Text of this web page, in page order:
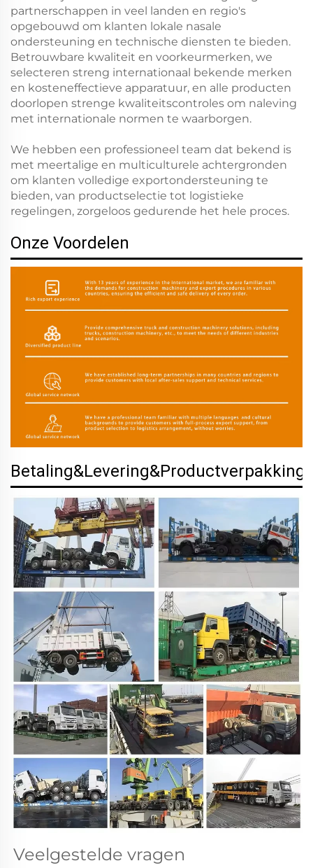
partnerschappen in veel landen en regio's
opgebouwd om klanten lokale nasale
ondersteuning en technische diensten te bieden.
Betrouwbare kwaliteit en voorkeurmerken, we
selecteren streng internationaal bekende merken
en kosteneffectieve apparatuur, en alle producten
doorlopen strenge kwaliteitscontroles om naleving
met internationale normen te waarborgen.
We hebben een professioneel team dat bekend is
met meertalige en multiculturele achtergronden
om klanten volledige exportondersteuning te
bieden, van productselectie tot logistieke
regelingen, zorgeloos gedurende het hele proces.
Onze Voordelen
Betaling&Levering&Productverpakking
Veelgestelde vragen